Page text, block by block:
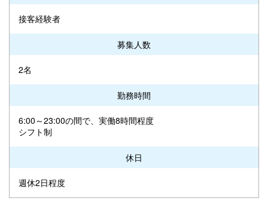
接客経験者
募集人数
2名
勤務時間
6:00～23:00の間で、実働8時間程度
シフト制
休日
週休2日程度